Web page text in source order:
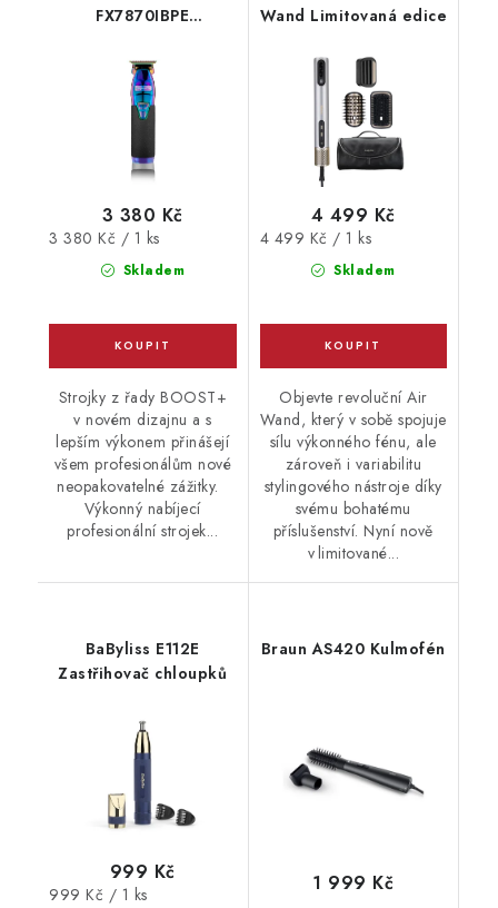
FX7870IBPE
zastřihovač
Skladem
3 380 Kč
Měrná
3 380 Kč / 1 ks
Strojky z řady BOOST+
v novém dizajnu a s
lepším výkonem přinášejí
všem profesionálům nové
neopakovatelné zážitky.
Výkonný nabíjecí
profesionální strojek...
Wand Limitovaná edice
Skladem
4 499 Kč
Měrná
4 499 Kč / 1 ks
Objevte revoluční Air
Wand, který v sobě spojuje
sílu výkonného fénu, ale
zároveň i variabilitu
stylingového nástroje díky
svému bohatému
příslušenství. Nyní nově
v limitované...
BaByliss E112E
Zastřihovač chloupků
999 Kč
Měrná
999 Kč / 1 ks
Braun AS420 Kulmofén
1 999 Kč